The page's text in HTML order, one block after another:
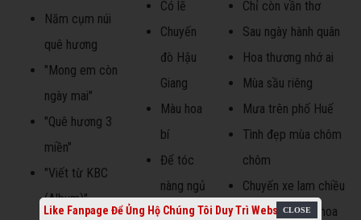
Năm cụm núi
quê hương
"Mong em còn
ngày mai"
"Quê hương 3
miền"
"Viết từ KBC
(Album)"
Có lẽ
Chuyến
đò Hậu
Giang
Màu hoa
bí
Để tóc
nàng ngủ
yên
Chỉ còn vần thơ
Sau ngày hành quân
Hoa thương nhớ ai
Mùa sầu riêng
Mưa trên phố Huế
Tình đẹp mùa chôm
chôm
Chuyến xe lam chiều
Một chuyến xe hoa
Like Fanpage Để Ủng Hộ Chúng Tôi Duy Trì Website